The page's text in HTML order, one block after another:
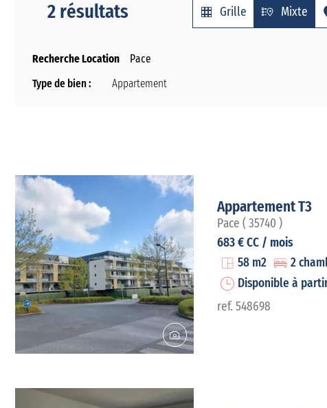
2 résultats Grille Mixte
Recherche Location Pace
Type de bien : Appartement
Appartement T3
Pace ( 35740 )
683 € CC / mois
58 m2
2
Disponible à
ref. 548698